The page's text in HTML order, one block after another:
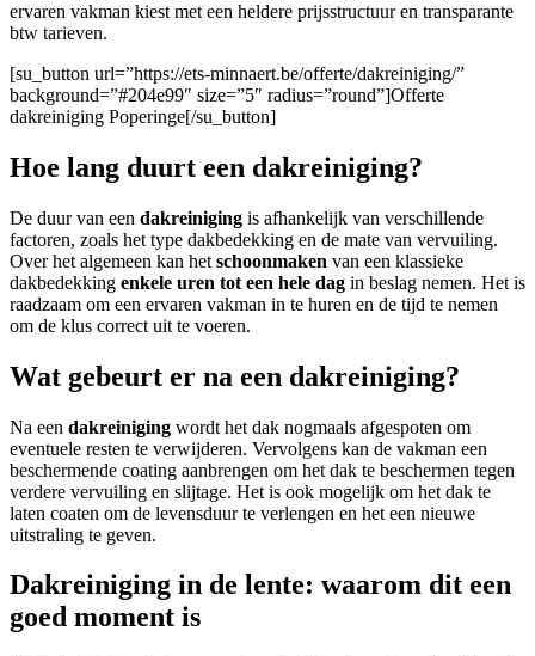
ervaren vakman kiest met een heldere prijsstructuur en transparante
btw tarieven.
[su_button url=”https://ets-minnaert.be/offerte/dakreiniging/”
background=”#204e99″ size=”5″ radius=”round”]Offerte
dakreiniging Poperinge[/su_button]
Hoe lang duurt een dakreiniging?
De duur van een dakreiniging is afhankelijk van verschillende
factoren, zoals het type dakbedekking en de mate van vervuiling.
Over het algemeen kan het schoonmaken van een klassieke
dakbedekking enkele uren tot een hele dag in beslag nemen. Het is
raadzaam om een ervaren vakman in te huren en de tijd te nemen
om de klus correct uit te voeren.
Wat gebeurt er na een dakreiniging?
Na een dakreiniging wordt het dak nogmaals afgespoten om
eventuele resten te verwijderen. Vervolgens kan de vakman een
beschermende coating aanbrengen om het dak te beschermen tegen
verdere vervuiling en slijtage. Het is ook mogelijk om het dak te
laten coaten om de levensduur te verlengen en het een nieuwe
uitstraling te geven.
Dakreiniging in de lente: waarom dit een
goed moment is